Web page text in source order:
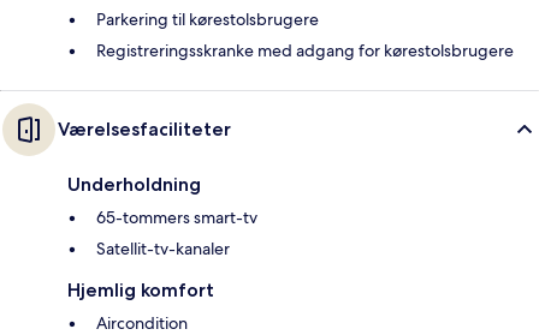
Parkering til kørestolsbrugere
Registreringsskranke med adgang for kørestolsbrugere
Værelsesfaciliteter
Underholdning
65-tommers smart-tv
Satellit-tv-kanaler
Hjemlig komfort
Aircondition